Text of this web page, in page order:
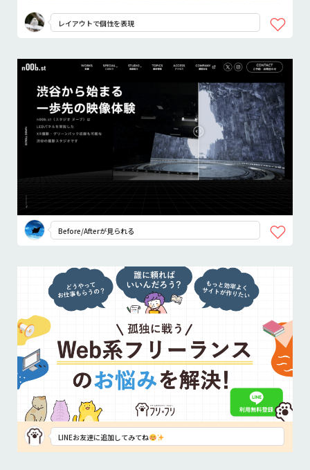
レイアウトで個性を表現
Before/Afterが見られる
LINEお友達に追加してみてね